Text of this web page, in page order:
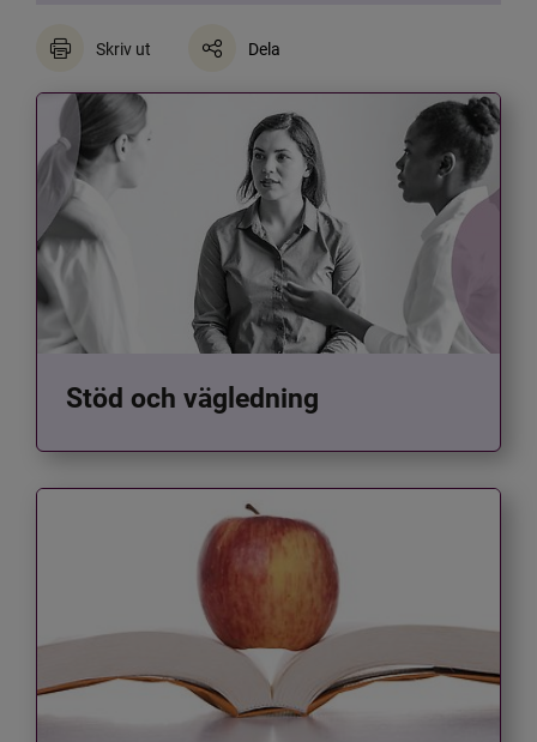
Skriv ut Dela
Stöd och vägledning